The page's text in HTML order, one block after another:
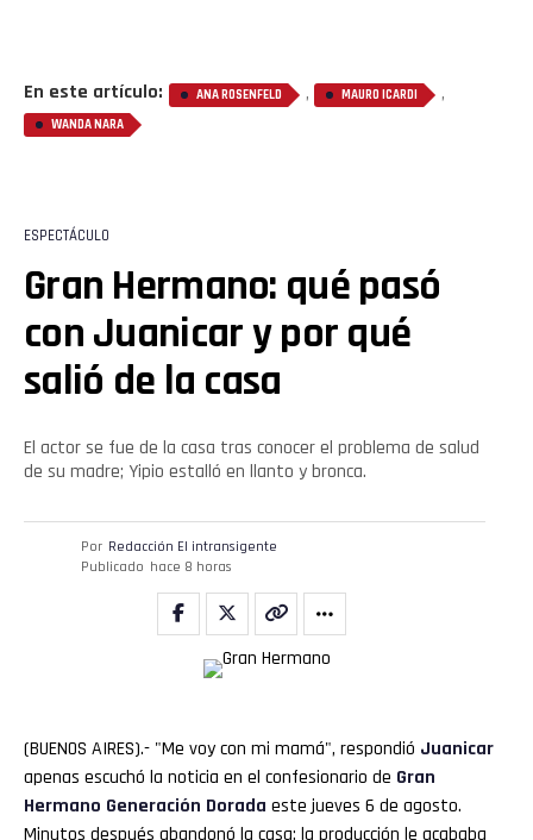
En este artículo: ANA ROSENFELD , MAURO ICARDI ,
WANDA NARA
ESPECTÁCULO
Gran Hermano: qué pasó
con Juanicar y por qué
salió de la casa
El actor se fue de la casa tras conocer el problema de salud
de su madre; Yipio estalló en llanto y bronca.
Por Redacción El intransigente
Publicado hace 8 horas
(BUENOS AIRES).- "Me voy con mi mamá", respondió Juanicar
apenas escuchó la noticia en el confesionario de Gran
Hermano Generación Dorada este jueves 6 de agosto.